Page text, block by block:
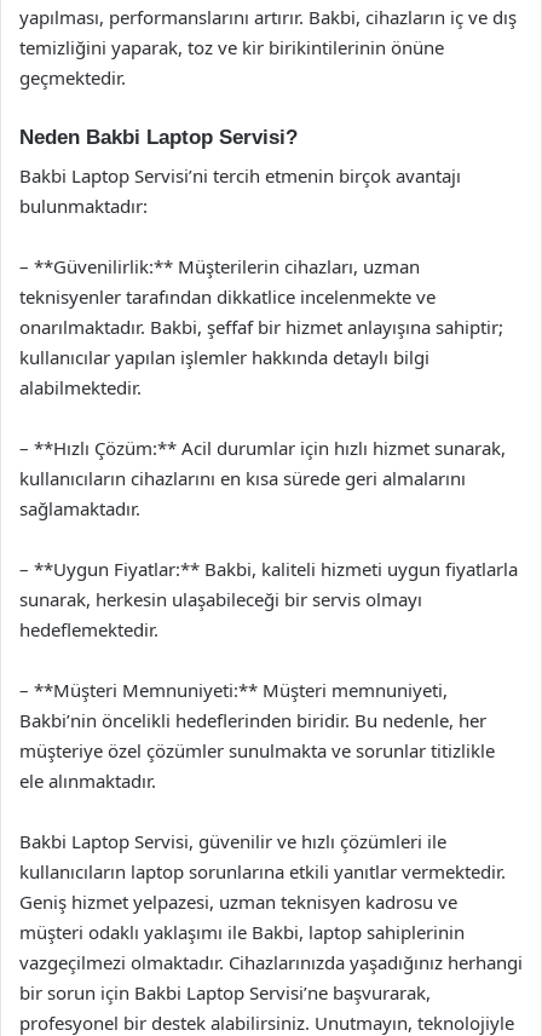
yapılması, performanslarını artırır. Bakbi, cihazların iç ve dış
temizliğini yaparak, toz ve kir birikintilerinin önüne
geçmektedir.
Neden Bakbi Laptop Servisi?
Bakbi Laptop Servisi’ni tercih etmenin birçok avantajı
bulunmaktadır:
– **Güvenilirlik:** Müşterilerin cihazları, uzman
teknisyenler tarafından dikkatlice incelenmekte ve
onarılmaktadır. Bakbi, şeffaf bir hizmet anlayışına sahiptir;
kullanıcılar yapılan işlemler hakkında detaylı bilgi
alabilmektedir.
– **Hızlı Çözüm:** Acil durumlar için hızlı hizmet sunarak,
kullanıcıların cihazlarını en kısa sürede geri almalarını
sağlamaktadır.
– **Uygun Fiyatlar:** Bakbi, kaliteli hizmeti uygun fiyatlarla
sunarak, herkesin ulaşabileceği bir servis olmayı
hedeflemektedir.
– **Müşteri Memnuniyeti:** Müşteri memnuniyeti,
Bakbi’nin öncelikli hedeflerinden biridir. Bu nedenle, her
müşteriye özel çözümler sunulmakta ve sorunlar titizlikle
ele alınmaktadır.
Bakbi Laptop Servisi, güvenilir ve hızlı çözümleri ile
kullanıcıların laptop sorunlarına etkili yanıtlar vermektedir.
Geniş hizmet yelpazesi, uzman teknisyen kadrosu ve
müşteri odaklı yaklaşımı ile Bakbi, laptop sahiplerinin
vazgeçilmezi olmaktadır. Cihazlarınızda yaşadığınız herhangi
bir sorun için Bakbi Laptop Servisi’ne başvurarak,
profesyonel bir destek alabilirsiniz. Unutmayın, teknolojiyle